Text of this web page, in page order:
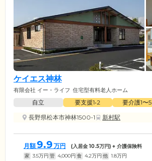
ケイエス神林
有限会社 イー・ライフ 住宅型有料老人ホーム
自立 要支援1•2 要介護1〜5
長野県松本市神林1500-1
新村駅
月額 9.9 万円 (入居金10.5万円) + 介護保険料
家 3.5万円 管 4,000円 食 4.2万円 他 1.8万円